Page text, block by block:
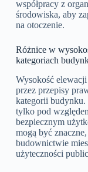
współpracy z
środowiska, aby
na otoczenie.
Różnice w
kategoriach
Wysokość
przez przepisy
kategorii budynku.
tylko pod
bezpiecznym
mogą być
budownictwie
użyteczności